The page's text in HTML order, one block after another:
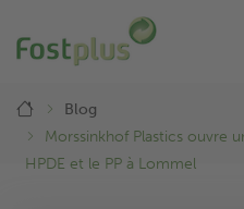
au
contenu
Breadcrumb
Blog
Morssinkhof Plastics ouvre
HPDE et le PP à Lommel